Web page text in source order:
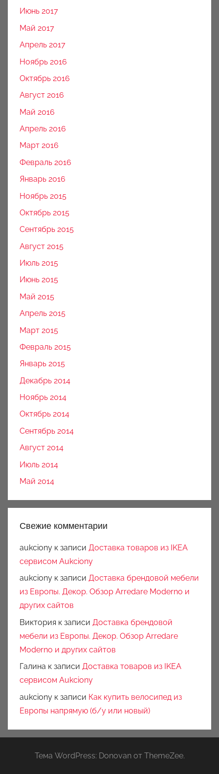
Июнь 2017
Май 2017
Апрель 2017
Ноябрь 2016
Октябрь 2016
Август 2016
Май 2016
Апрель 2016
Март 2016
Февраль 2016
Январь 2016
Ноябрь 2015
Октябрь 2015
Сентябрь 2015
Август 2015
Июль 2015
Июнь 2015
Май 2015
Апрель 2015
Март 2015
Февраль 2015
Январь 2015
Декабрь 2014
Ноябрь 2014
Октябрь 2014
Сентябрь 2014
Август 2014
Июль 2014
Май 2014
Свежие комментарии
aukciony к записи Доставка товаров из IKEA
сервисом Aukciony
aukciony к записи Доставка брендовой мебели
из Европы. Декор. Обзор Arredare Moderno и
других сайтов
Виктория к записи Доставка брендовой
мебели из Европы. Декор. Обзор Arredare
Moderno и других сайтов
Галина к записи Доставка товаров из IKEA
сервисом Aukciony
aukciony к записи Как купить велосипед из
Европы напрямую (б/у или новый)
Тема WordPress: Donovan от ThemeZee.